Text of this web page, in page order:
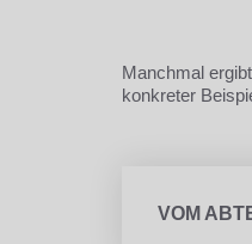
Manchmal
konkreter
VOM